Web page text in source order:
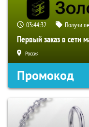
03:44:31 Получи
Первый заказ в сети
Россия
Промокод